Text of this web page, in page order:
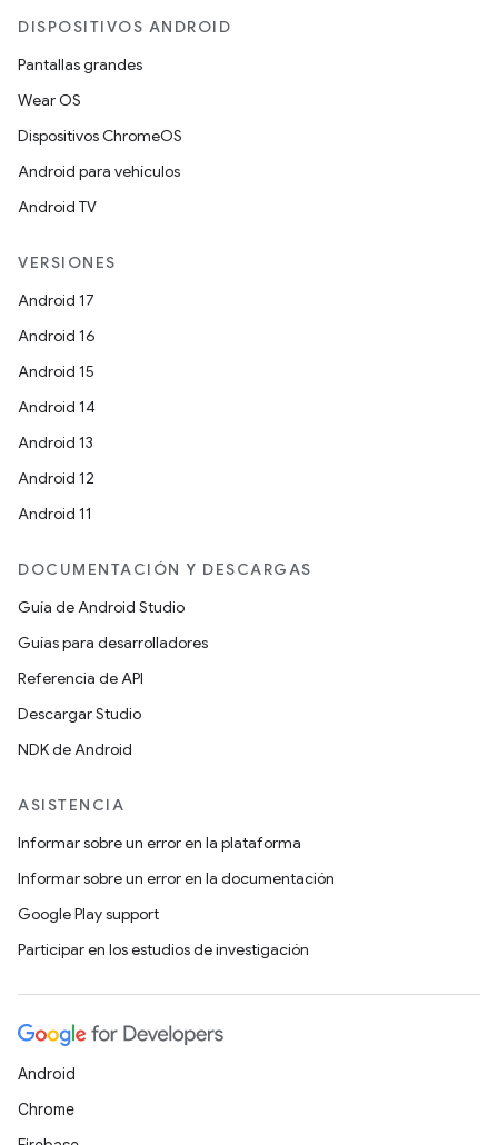
DISPOSITIVOS ANDROID
Pantallas grandes
Wear OS
Dispositivos ChromeOS
Android para vehículos
Android TV
VERSIONES
Android 17
Android 16
Android 15
Android 14
Android 13
Android 12
Android 11
DOCUMENTACIÓN Y DESCARGAS
Guía de Android Studio
Guías para desarrolladores
Referencia de API
Descargar Studio
NDK de Android
ASISTENCIA
Informar sobre un error en la plataforma
Informar sobre un error en la documentación
Google Play support
Participar en los estudios de investigación
Android
Chrome